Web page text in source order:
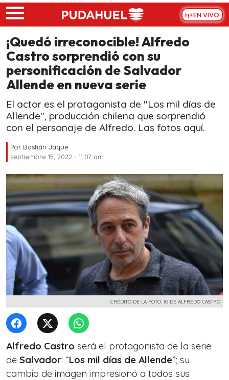
Skip to main content
EN VIVO
¡Quedó irreconocible! Alfredo
Castro sorprendió con su
personificación de Salvador
Allende en nueva serie
El actor es el protagonista de "Los mil días de
Allende", producción chilena que sorprendió
con el personaje de Alfredo. Las fotos aquí.
Por Bastián Jaque
septiembre 15, 2022 - 11:07 am
CRÉDITO DE LA FOTO: IG DE ALFREDO CASTRO
Alfredo Castro será el protagonista de la serie
de Salvador: “Los mil días de Allende”; su
cambio de imagen impresionó a todos sus